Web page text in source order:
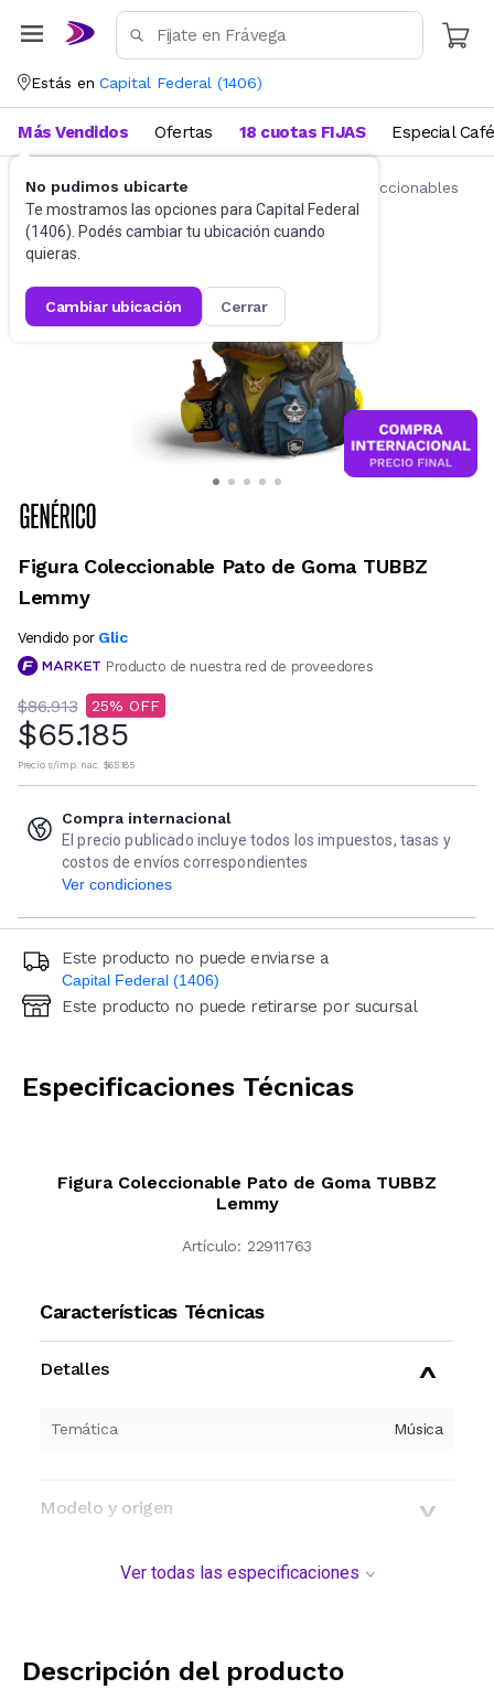
Estás en Capital Federal (1406)
No pudimos ubicarte
Te mostramos las opciones para Capital Federal
(1406). Podés cambiar tu ubicación cuando
quieras.
cambiar ubicación cerrar
Más Vendidos Ofertas 18 cuotas FIJAS Especial Café
Juguetes y Juegos Figuras de acción y coleccionables
Figura Coleccionable Pato de Goma TUBBZ
Lemmy
Vendido por Glic
Producto de nuestra red de proveedores
$86.913 25
$65.185
Precio s/imp. nac. $65.185
Compra internacional
El precio publicado incluye todos los impuestos, tasas y
costos de envíos correspondientes
Ver condiciones
Este producto no puede enviarse a
Capital Federal (1406)
Ingresá código postal (sólo números)
Este producto no puede retirarse por sucursal
Especificaciones Técnicas
Figura Coleccionable Pato de Goma TUBBZ
Lemmy
Artículo: 22911763
Características Técnicas
Detalles
Temática Música
Modelo y origen
Ver todas las especificaciones
Descripción del producto